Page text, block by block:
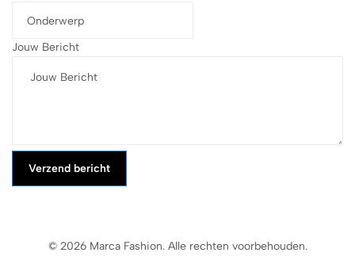
Jouw Bericht
Verzend bericht
© 2026 Marca Fashion. Alle rechten voorbehouden.